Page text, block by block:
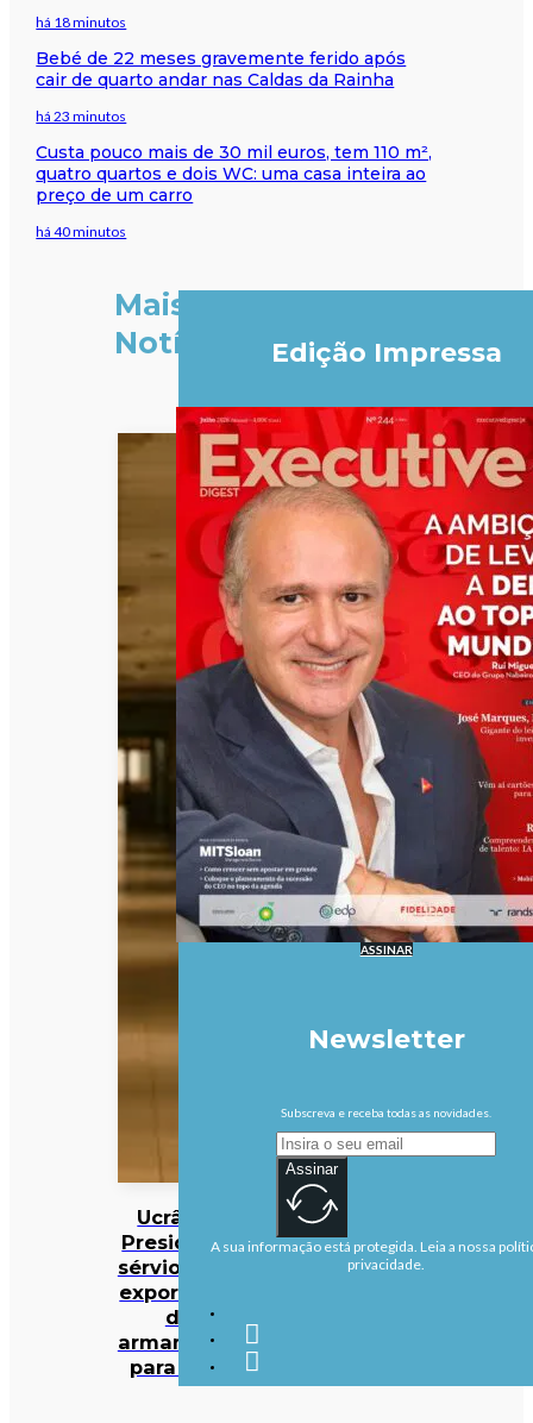
há 18 minutos
Bebé de 22 meses gravemente ferido após
cair de quarto andar nas Caldas da Rainha
há 23 minutos
Custa pouco mais de 30 mil euros, tem 110 m²,
quatro quartos e dois WC: uma casa inteira ao
preço de um carro
há 40 minutos
Mais
Notícias
Ucrânia:
Presidente
sérvio nega
exportação
de
armamento
para Kiev
Edição Impressa
ASSINAR
Newsletter
Subscreva e receba todas as novidades.
Assinar
A sua informação está protegida. Leia a nossa
privacidade.